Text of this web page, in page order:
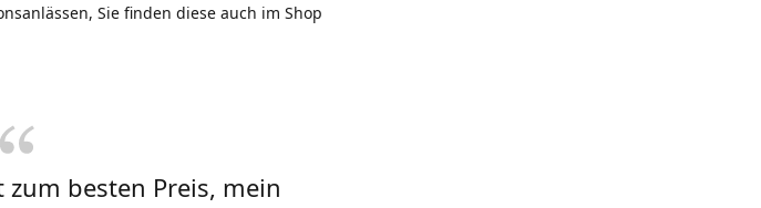
Sie finden diese auch im Shop
besten Preis, mein